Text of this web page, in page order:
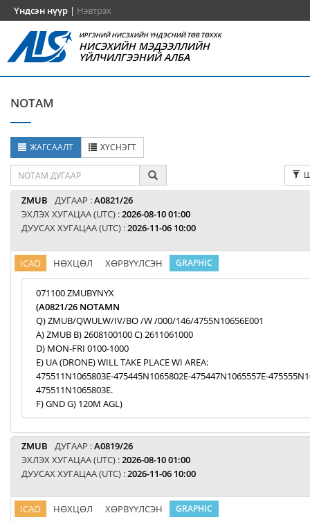
Үндсэн нүүр | Нэвтрэх
ИРГЭНИЙ НИСЭХИЙН ҮНДЭСНИЙ ТӨВ ТӨХХК
НИСЭХИЙН МЭДЭЭЛЛИЙН
ҮЙЛЧИЛГЭЭНИЙ АЛБА
NOTAM
ЖАГСААЛТ ХҮСНЭГТ
ZMUB ДУГААР :A0821/26
ЭХЛЭХ ХУГАЦАА (UTC) :2026-08-10 01:00
ДУУСАХ ХУГАЦАА (UTC) :2026-11-06 10:00
ICAO НӨХЦӨЛ ХӨРВҮҮЛСЭН GRAPHIC
071100 ZMUBYNYX
(A0821/26 NOTAMN
Q) ZMUB/QWULW/IV/BO /W /000/146/4755N10656E001
A) ZMUB B) 2608100100 C) 2611061000
D) MON-FRI 0100-1000
E) UA (DRONE) WILL TAKE PLACE WI AREA:
475511N1065803E-475445N1065802E-475447N1065557E-
475511N1065803E.
F) GND G) 120M AGL)
ZMUB ДУГААР :A0819/26
ЭХЛЭХ ХУГАЦАА (UTC) :2026-08-10 01:00
ДУУСАХ ХУГАЦАА (UTC) :2026-11-06 10:00
ICAO НӨХЦӨЛ ХӨРВҮҮЛСЭН GRAPHIC